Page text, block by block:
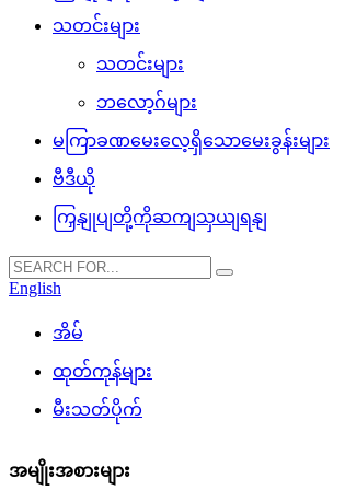
သတင်းများ
သတင်းများ
ဘလော့ဂ်များ
မကြာခဏမေးလေ့ရှိသောမေးခွန်းများ
ဗီဒီယို
ကြှနျုပျတို့ကိုဆကျသှယျရနျ
English
အိမ်
ထုတ်ကုန်များ
မီးသတ်ပိုက်
အမျိုးအစားများ